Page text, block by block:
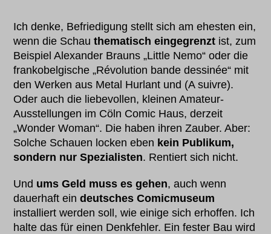
Ich denke, Befriedigung stellt sich am ehesten ein,
wenn die Schau thematisch eingegrenzt ist, zum
Beispiel Alexander Brauns „Little Nemo“ oder die
frankobelgische „Révolution bande dessinée“ mit
den Werken aus Metal Hurlant und (A suivre).
Oder auch die liebevollen, kleinen Amateur-
Ausstellungen im Cöln Comic Haus, derzeit
„Wonder Woman“. Die haben ihren Zauber. Aber:
Solche Schauen locken eben kein Publikum,
sondern nur Spezialisten. Rentiert sich nicht.
Und ums Geld muss es gehen, auch wenn
dauerhaft eindeutsches Comicmuseum
installiert werden soll, wie einige sich erhoffen. Ich
halte das für einen Denkfehler. Ein fester Bau wird